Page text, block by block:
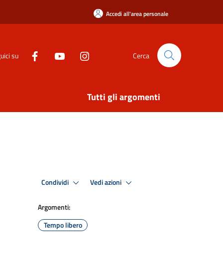
Accedi all'area personale
su Cerca
Tutti gli argomenti
Condividi Vedi azioni
Argomenti:
Tempo libero